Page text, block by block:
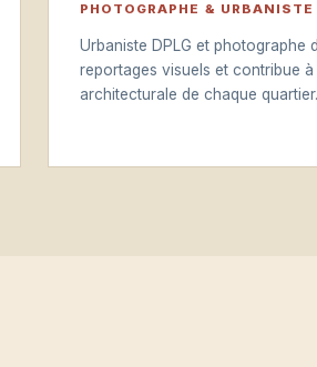
PHOTOGRAPHE & URBANISTE
Urbaniste DPLG et photographe
reportages visuels et contribue
architecturale de chaque quartier.